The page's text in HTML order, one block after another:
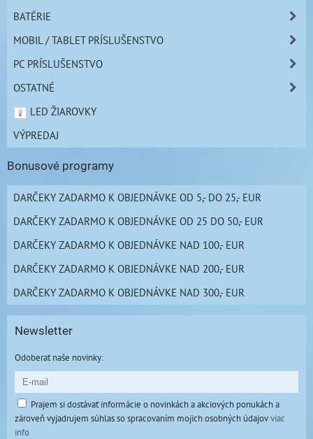
BATÉRIE
MOBIL / TABLET PRÍSLUŠENSTVO
PC PRÍSLUŠENSTVO
OSTATNÉ
LED ŽIAROVKY
VÝPREDAJ
Bonusové programy
DARČEKY ZADARMO K OBJEDNÁVKE OD 5,- DO 25,- EUR
DARČEKY ZADARMO K OBJEDNÁVKE OD 25 DO 50,- EUR
DARČEKY ZADARMO K OBJEDNÁVKE NAD 100,- EUR
DARČEKY ZADARMO K OBJEDNÁVKE NAD 200,- EUR
DARČEKY ZADARMO K OBJEDNÁVKE NAD 300,- EUR
Newsletter
Odoberať naše novinky:
Prajem si dostávať informácie o novinkách a akciových ponukách a
zároveň vyjadrujem súhlas so spracovaním mojich osobných údajovviac
info